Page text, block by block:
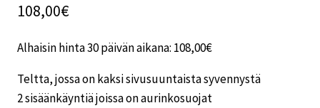
108,00€
Alhaisin hinta 30 päivän aikana: 108,00€
Teltta, jossa on kaksi sivusuuntaista syvennystä
2 sisäänkäyntiä joissa on aurinkosuojat